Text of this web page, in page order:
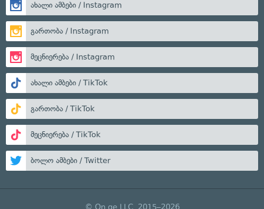
ახალი ამბები / Instagram
გართობა / Instagram
მეცნიერება / Instagram
ახალი ამბები / TikTok
გართობა / TikTok
მეცნიერება / TikTok
ბოლო ამბები / Twitter
© On.ge LLC, 2015–2026